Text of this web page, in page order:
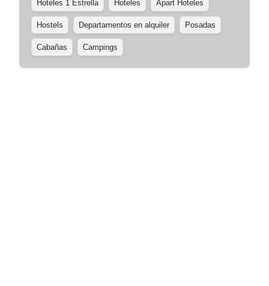
Hoteles 1 Estrella Hoteles Apart Hoteles
Hostels Departamentos en alquiler Posadas
Cabañas Campings